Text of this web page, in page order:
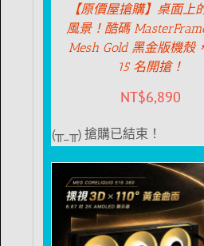
【原價屋搶購】桌面上
風景！酷碼
Mesh Gold 黑金版機殼
15 名開搶！
NT$6,890
(╥_╥) 搶購已結束！